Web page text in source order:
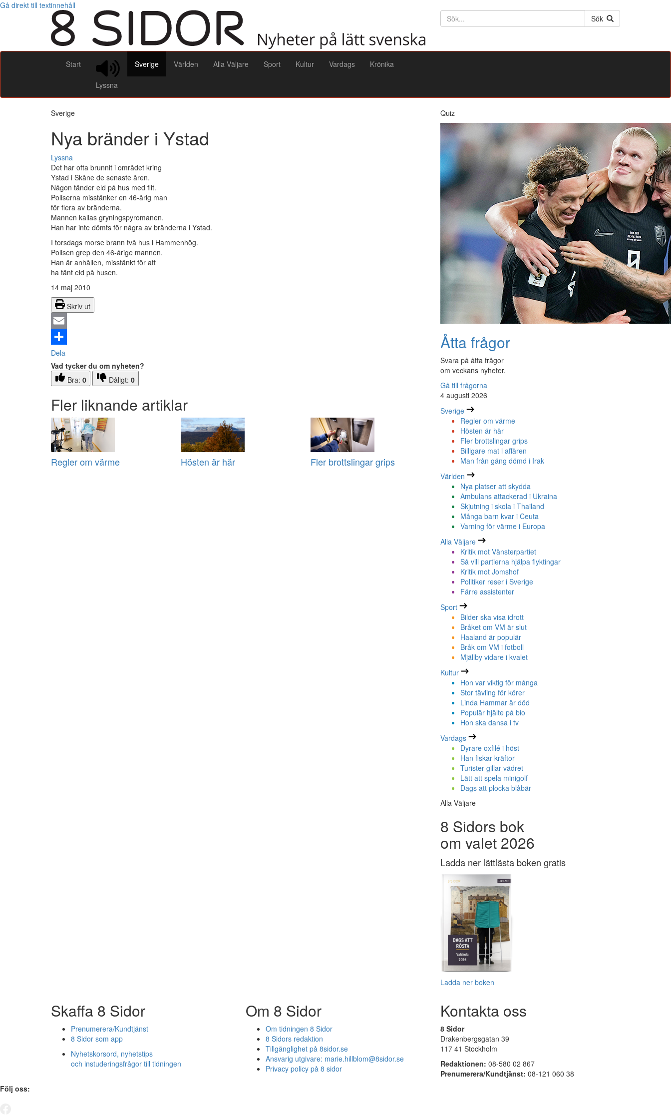
Gå direkt till textinnehåll
Söktext
Sök
Start
Lyssna
Sverige Världen Alla Väljare Sport Kultur Vardags Krönika
Sverige
Nya bränder i Ystad
Lyssna
Det har ofta brunnit i området kring
Ystad i Skåne de senaste åren.
Någon tänder eld på hus med flit.
Poliserna misstänker en 46-årig man
för flera av bränderna.
Mannen kallas gryningspyromanen.
Han har inte dömts för några av bränderna i Ystad.
I torsdags morse brann två hus i Hammenhög.
Polisen grep den 46-årige mannen.
Han är anhållen, misstänkt för att
ha tänt eld på husen.
14 maj 2010
Skriv ut
Email
Dela
Vad tycker du om nyheten?
Bra: 0 Dåligt: 0
Fler liknande artiklar
Regler om värme Hösten är här Fler brottslingar grips
Quiz
Åtta frågor
Svara på åtta frågor
om veckans nyheter.
Gå till frågorna
4 augusti 2026
Sverige
Regler om värme
Hösten är här
Fler brottslingar grips
Billigare mat i affären
Man från gäng dömd i Irak
Världen
Nya platser att skydda
Ambulans attackerad i Ukraina
Skjutning i skola i Thailand
Många barn kvar i Ceuta
Varning för värme i Europa
Alla Väljare
Kritik mot Vänsterpartiet
Så vill partierna hjälpa flyktingar
Kritik mot Jomshof
Politiker reser i Sverige
Färre assistenter
Sport
Bilder ska visa idrott
Bråket om VM är slut
Haaland är populär
Bråk om VM i fotboll
Mjällby vidare i kvalet
Kultur
Hon var viktig för många
Stor tävling för körer
Linda Hammar är död
Populär hjälte på bio
Hon ska dansa i tv
Vardags
Dyrare oxfilé i höst
Han fiskar kräftor
Turister gillar vädret
Lätt att spela minigolf
Dags att plocka blåbär
Alla Väljare
8 Sidors bok
om valet 2026
Ladda ner lättlästa boken gratis
Ladda ner boken
Skaffa 8 Sidor
Prenumerera/Kundtjänst
8 Sidor som app
Nyhetskorsord, nyhetstips
och instuderingsfrågor till tidningen
Om 8 Sidor
Om tidningen 8 Sidor
8 Sidors redaktion
Tillgänglighet på 8sidor.se
Ansvarig utgivare: marie.hillblom@8sidor.se
Privacy policy på 8 sidor
Kontakta oss
8 Sidor
Drakenbergsgatan 39
117 41 Stockholm
Redaktionen: 08-580 02 867
Prenumerera/Kundtjänst: 08-121 060 38
Följ oss: